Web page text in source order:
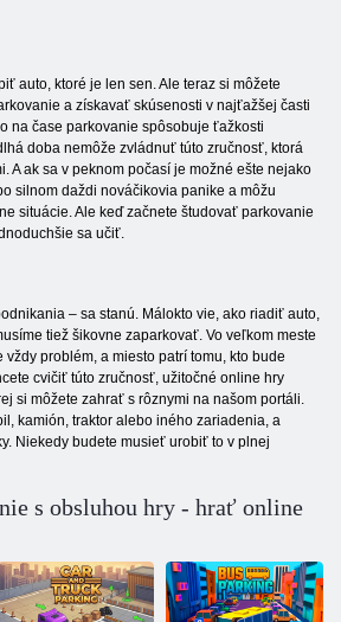
auto, ktoré je len sen. Ale teraz si môžete
a získavať skúsenosti v najťažšej časti
na čase parkovanie spôsobuje ťažkosti
doba nemôže zvládnuť túto zručnosť, ktorá
A ak sa v peknom počasí je možné ešte nejako
silnom daždi nováčikovia panike a môžu
situácie. Ale keď začnete študovať parkovanie
sa učiť.
– sa stanú. Málokto vie, ako riadiť auto,
tiež šikovne zaparkovať. Vo veľkom meste
problém, a miesto patrí tomu, kto bude
cvičiť túto zručnosť, užitočné online hry
si môžete zahrať s rôznymi na našom portáli.
kamión, traktor alebo iného zariadenia, a
Niekedy budete musieť urobiť to v plnej
s obsluhou hry - hrať online